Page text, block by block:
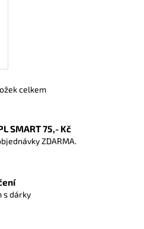
O
á
d
í
p
celkem
SMART 75,- Kč
ZDARMA.
s dárky